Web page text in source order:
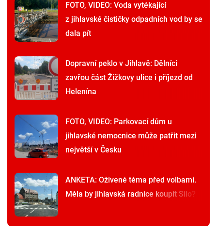
FOTO, VIDEO: Voda vytékající
z jihlavské čističky odpadních vod by se
dala pít
Dopravní peklo v Jihlavě: Dělníci
zavřou část Žižkovy ulice i příjezd od
Helenína
FOTO, VIDEO: Parkovací dům u
jihlavské nemocnice může patřit mezi
největší v Česku
ANKETA: Oživené téma před volbami.
Měla by jihlavská radnice koupit Silo?